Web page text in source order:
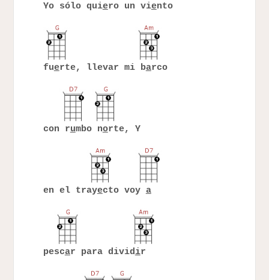
Yo sólo quiero un viento
fuerte, llevar mi barco
con rumbo norte, Y
en el trayecto voy a
pescar para dividir